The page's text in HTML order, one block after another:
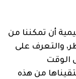
أن تمكننا من
والتعرف على
الوقت
من هذه